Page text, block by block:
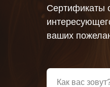
Сертификаты
ваших